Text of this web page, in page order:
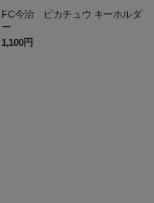
FC今治 ピカチュウ キーホルダ
ー
1,100円